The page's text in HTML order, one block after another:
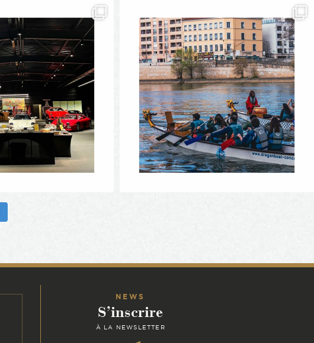
NEWS
S’inscrire
À LA NEWSLETTER